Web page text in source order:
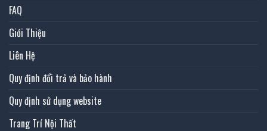
FAQ
Giới Thiệu
Liên Hệ
Quy định đổi trả và bảo hành
Quy định sử dụng website
Trang Trí Nội Thất